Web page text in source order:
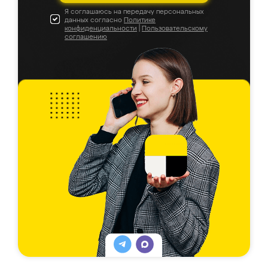
Я соглашаюсь на передачу персональных
данных согласно Политике
конфиденциальности
Пользовательскому
соглашению